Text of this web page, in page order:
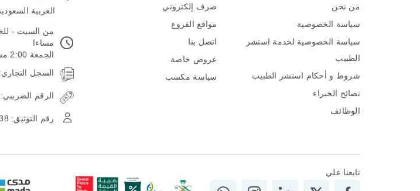
من نحن
سياسة الخصوصية
سياسة الخصوصية لخدمة استشر
الطبيب
شروط و أحكام استشر الطبيب
نصائح الخبراء
الوظائف
صرف إلكتروني
مواقع الفروع
اتصل بنا
عروض خاصة
سياسة مكسب
العربية
مساءا
الجمعة 2:00 مساءا - 10:00 مساءا
السجل التجاري: 4030072592
الرقم الضريبي: 300211666300003
رقم التوثيق: 0000100438
تابعنا علي